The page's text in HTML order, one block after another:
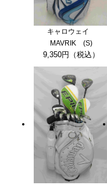
キャロウェイ
MAVRIK (S)
9,350円（税込）